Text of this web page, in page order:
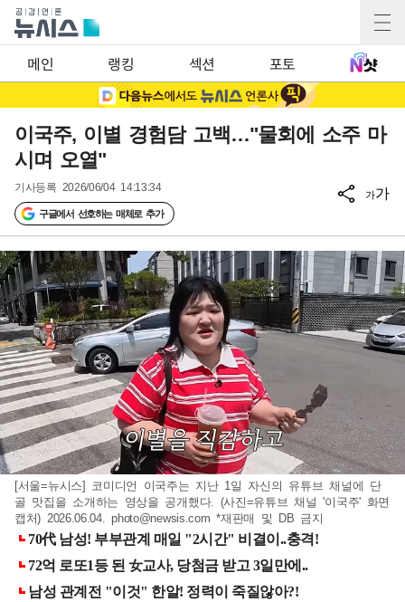
메인 랭킹 섹션 포토
이국주, 이별 경험담 고백…"물회에 소주 마
시며 오열"
기사등록 2026/06/04 14:13:34
구글에서 선호하는 매체로 추가
가가
[서울=뉴시스] 코미디언 이국주는 지난 1일 자신의 유튜브 채널에 단
골 맛집을 소개하는 영상을 공개했다. (사진=유튜브 채널 '이국주' 화면
캡처) 2026.06.04.photo@newsis.com *재판매 및 DB 금지